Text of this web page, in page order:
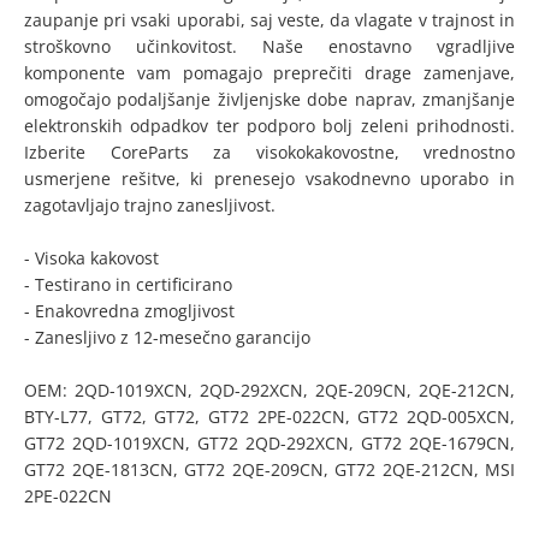
zaupanje pri vsaki uporabi, saj veste, da vlagate v trajnost in
stroškovno učinkovitost. Naše enostavno vgradljive
komponente vam pomagajo preprečiti drage zamenjave,
omogočajo podaljšanje življenjske dobe naprav, zmanjšanje
elektronskih odpadkov ter podporo bolj zeleni prihodnosti.
Izberite CoreParts za visokokakovostne, vrednostno
usmerjene rešitve, ki prenesejo vsakodnevno uporabo in
zagotavljajo trajno zanesljivost.
- Visoka kakovost
- Testirano in certificirano
- Enakovredna zmogljivost
- Zanesljivo z 12-mesečno garancijo
OEM: 2QD-1019XCN, 2QD-292XCN, 2QE-209CN, 2QE-212CN,
BTY-L77, GT72, GT72, GT72 2PE-022CN, GT72 2QD-005XCN,
GT72 2QD-1019XCN, GT72 2QD-292XCN, GT72 2QE-1679CN,
GT72 2QE-1813CN, GT72 2QE-209CN, GT72 2QE-212CN, MSI
2PE-022CN